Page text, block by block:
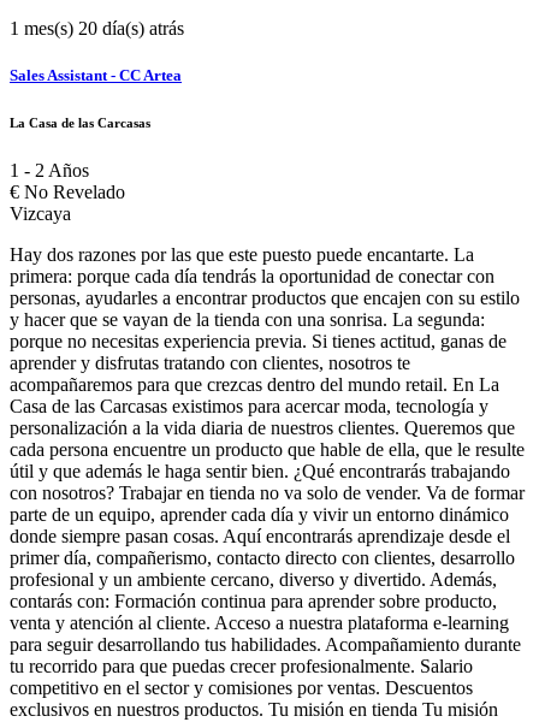
1 mes(s) 20 día(s) atrás
Sales Assistant - CC Artea
La Casa de las Carcasas
1 - 2 Años
€ No Revelado
Vizcaya
Hay dos razones por las que este puesto puede encantarte. La
primera: porque cada día tendrás la oportunidad de conectar con
personas, ayudarles a encontrar productos que encajen con su estilo
y hacer que se vayan de la tienda con una sonrisa. La segunda:
porque no necesitas experiencia previa. Si tienes actitud, ganas de
aprender y disfrutas tratando con clientes, nosotros te
acompañaremos para que crezcas dentro del mundo retail. En La
Casa de las Carcasas existimos para acercar moda, tecnología y
personalización a la vida diaria de nuestros clientes. Queremos que
cada persona encuentre un producto que hable de ella, que le resulte
útil y que además le haga sentir bien. ¿Qué encontrarás trabajando
con nosotros? Trabajar en tienda no va solo de vender. Va de formar
parte de un equipo, aprender cada día y vivir un entorno dinámico
donde siempre pasan cosas. Aquí encontrarás aprendizaje desde el
primer día, compañerismo, contacto directo con clientes, desarrollo
profesional y un ambiente cercano, diverso y divertido. Además,
contarás con: Formación continua para aprender sobre producto,
venta y atención al cliente. Acceso a nuestra plataforma e-learning
para seguir desarrollando tus habilidades. Acompañamiento durante
tu recorrido para que puedas crecer profesionalmente. Salario
competitivo en el sector y comisiones por ventas. Descuentos
exclusivos en nuestros productos. Tu misión en tienda Tu misión